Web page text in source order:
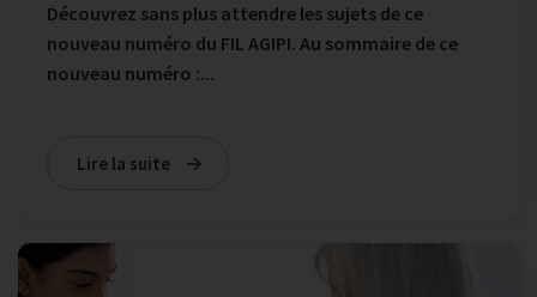
Découvrez sans plus attendre les sujets de ce
nouveau numéro du FIL AGIPI. Au sommaire de ce
nouveau numéro :...
Lire la suite